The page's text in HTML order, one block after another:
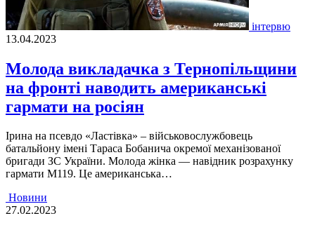
інтервю
13.04.2023
Молода викладачка з Тернопільщини
на фронті наводить американські
гармати на росіян
Iрина на псевдо «Ластiвка» – вiйськовослужбовець
батальйону iменi Тараса Бобанича окремої механiзованої
бригади ЗС України. Молода жiнка — навiдник розрахунку
гармати М119. Це американська…
Новини
27.02.2023